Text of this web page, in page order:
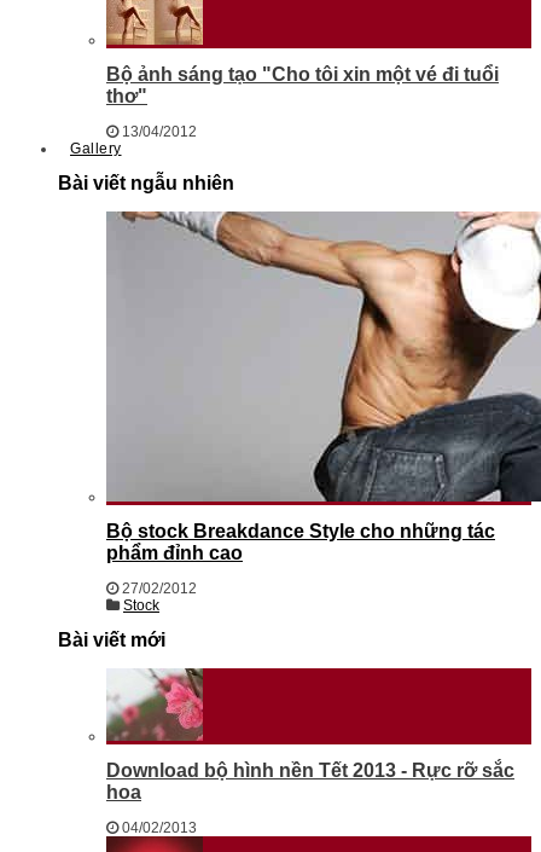
Bộ ảnh sáng tạo "Cho tôi xin một vé đi tuổi
thơ"
13/04/2012
Gallery
Bài viết ngẫu nhiên
Bộ stock Breakdance Style cho những tác
phẩm đỉnh cao
27/02/2012
Stock
Bài viết mới
Download bộ hình nền Tết 2013 - Rực rỡ sắc
hoa
04/02/2013